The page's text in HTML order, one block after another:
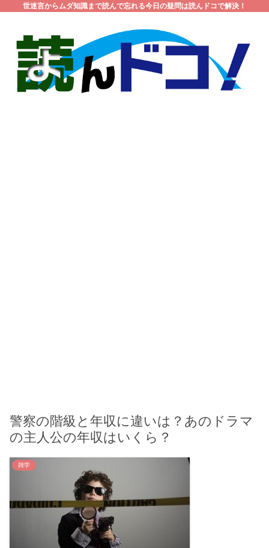
世迷言からムダ知識まで読んで忘れる今日の疑問は読んドコで解決！
警察の階級と年収に違いは？あのドラマ
の主人公の年収はいくら？
雑学